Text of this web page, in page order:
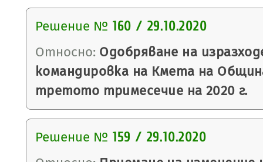
Решение № 160 / 29.10.2020
Относно: Одобряване на
командировка на Кмета на
третото тримесечие на 2020 г.
Решение № 159 / 29.10.2020